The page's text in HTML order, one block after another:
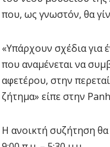
που, ως γνωστόν, θα
«Υπάρχουν σχέδια για
που αναμένεται να
αφετέρου, στην
ζήτημα» είπε στην
Η ανοικτή συζήτηση θα